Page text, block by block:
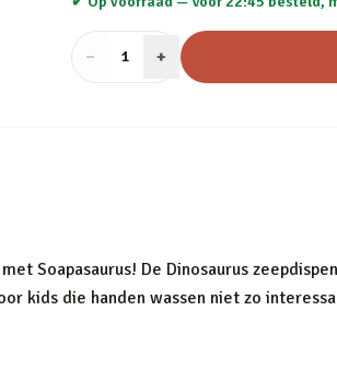
− Aantal
1 +
Soapasaurus! De Dinosaurus
kids die handen wassen niet zo